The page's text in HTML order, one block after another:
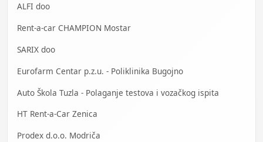
ALFI doo
Rent-a-car CHAMPION Mostar
SARIX doo
Eurofarm Centar p.z.u. - Poliklinika Bugojno
Auto Škola Tuzla - Polaganje testova i vozačkog ispita
HT Rent-a-Car Zenica
Prodex d.o.o. Modriča